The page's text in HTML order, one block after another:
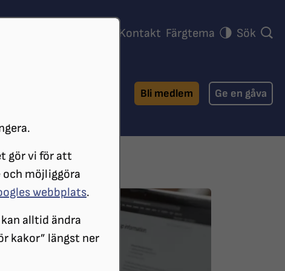
gör vi för att
möjliggöra
webbplats.
alltid ändra
kakor” längst ner
Kontakt Färgtema Sök
Bli medlem Ge en gåva